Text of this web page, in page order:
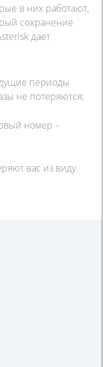
в них работают,
сохранение
дает
периоды
не потеряются;
номер –
вас из виду.